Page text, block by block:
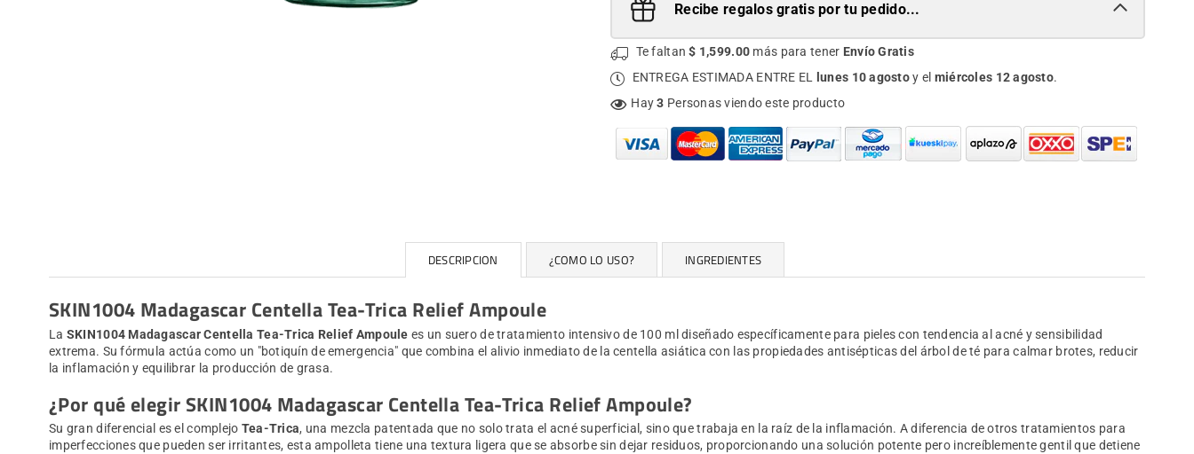
Recibe regalos gratis por tu pedido...
Te faltan$ 1,599.00 más para tener Envío Gratis
ENTREGA ESTIMADA ENTRE EL
lunes 10 agostoy el miércoles 12 agosto.
Hay3 Personas viendo este producto
DESCRIPCION ¿COMO LO USO? INGREDIENTES
SKIN1004 Madagascar Centella Tea-Trica Relief Ampoule
La SKIN1004 Madagascar Centella Tea-Trica Relief Ampoule es un suero de tratamiento intensivo de 100 ml diseñado específicamente para pieles con tendencia al acné y sensibilidad
extrema. Su fórmula actúa como un "botiquín de emergencia" que combina el alivio inmediato de la centella asiática con las propiedades antisépticas del árbol de té para calmar brotes, reducir
la inflamación y equilibrar la producción de grasa.
¿Por qué elegir SKIN1004 Madagascar Centella Tea-Trica Relief Ampoule?
Su gran diferencial es el complejo Tea-Trica, una mezcla patentada que no solo trata el acné superficial, sino que trabaja en la raíz de la inflamación. A diferencia de otros tratamientos para
imperfecciones que pueden ser irritantes, esta ampolleta tiene una textura ligera que se absorbe sin dejar residuos, proporcionando una solución potente pero increíblemente gentil que detiene